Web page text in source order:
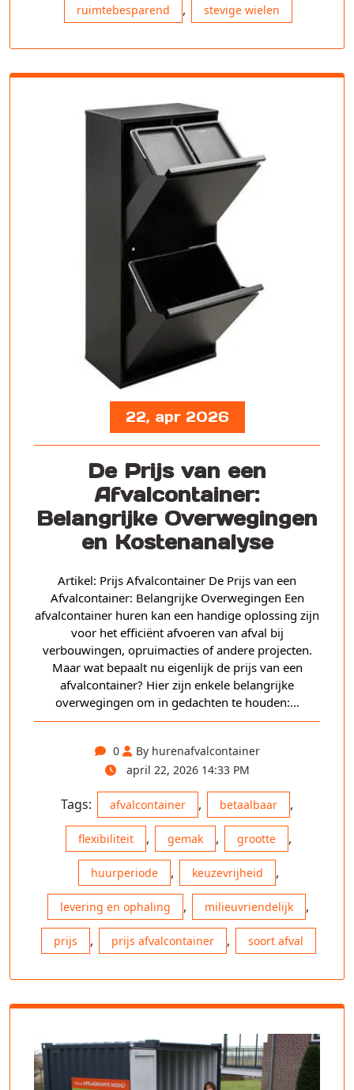
ruimtebesparend , stevige wielen
22, apr 2026
De Prijs van een
Afvalcontainer:
Belangrijke Overwegingen
en Kostenanalyse
Artikel: Prijs Afvalcontainer De Prijs van een
Afvalcontainer: Belangrijke Overwegingen Een
afvalcontainer huren kan een handige oplossing zijn
voor het efficiënt afvoeren van afval bij
verbouwingen, opruimacties of andere projecten.
Maar wat bepaalt nu eigenlijk de prijs van een
afvalcontainer? Hier zijn enkele belangrijke
overwegingen om in gedachten te houden:…
0
By hurenafvalcontainer
april 22, 2026 14:33 PM
Tags: afvalcontainer , betaalbaar ,
flexibiliteit , gemak , grootte ,
huurperiode , keuzevrijheid ,
levering en ophaling , milieuvriendelijk ,
prijs , prijs afvalcontainer , soort afval